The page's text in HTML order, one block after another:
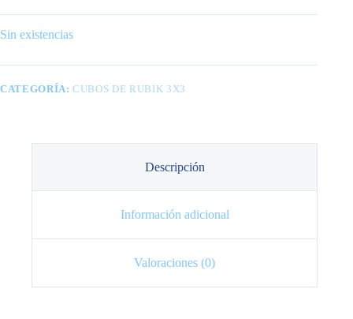
Sin existencias
CATEGORÍA:CUBOS DE RUBIK 3X3
Descripción
Información adicional
Valoraciones (0)